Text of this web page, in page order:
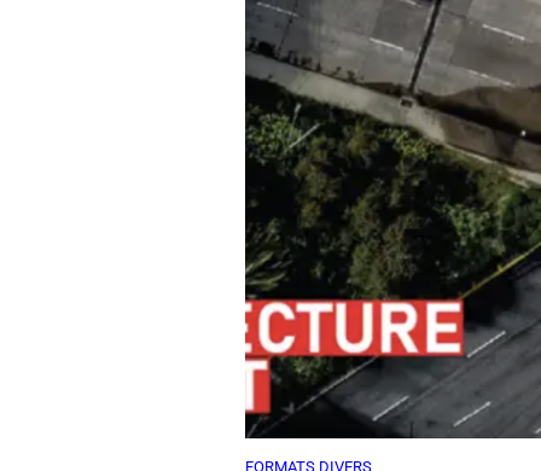
FORMATS DIVERS
Chris Younès: Rethinking
Architecture – Space,
ethics and ecology.
Chris Younès